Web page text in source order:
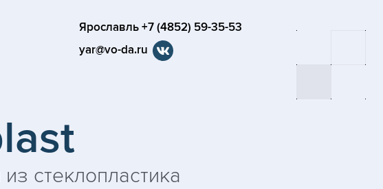
Ярославль +7 (4852) 59-35-53
yar@vo-da.ru
стеклопластика